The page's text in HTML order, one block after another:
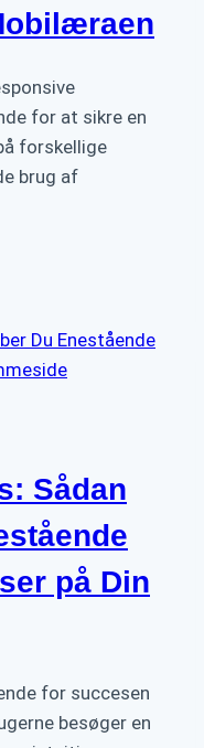
for at sikre en
forskellige
brug af
Sådan
på Din
for succesen
besøger en